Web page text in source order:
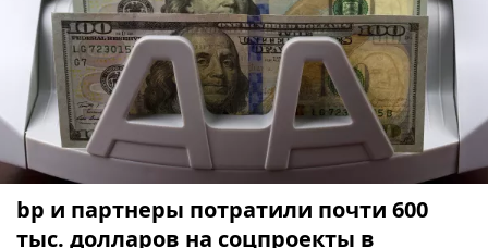
bp и партнеры потратили почти 600
тыс. долларов на соцпроекты в